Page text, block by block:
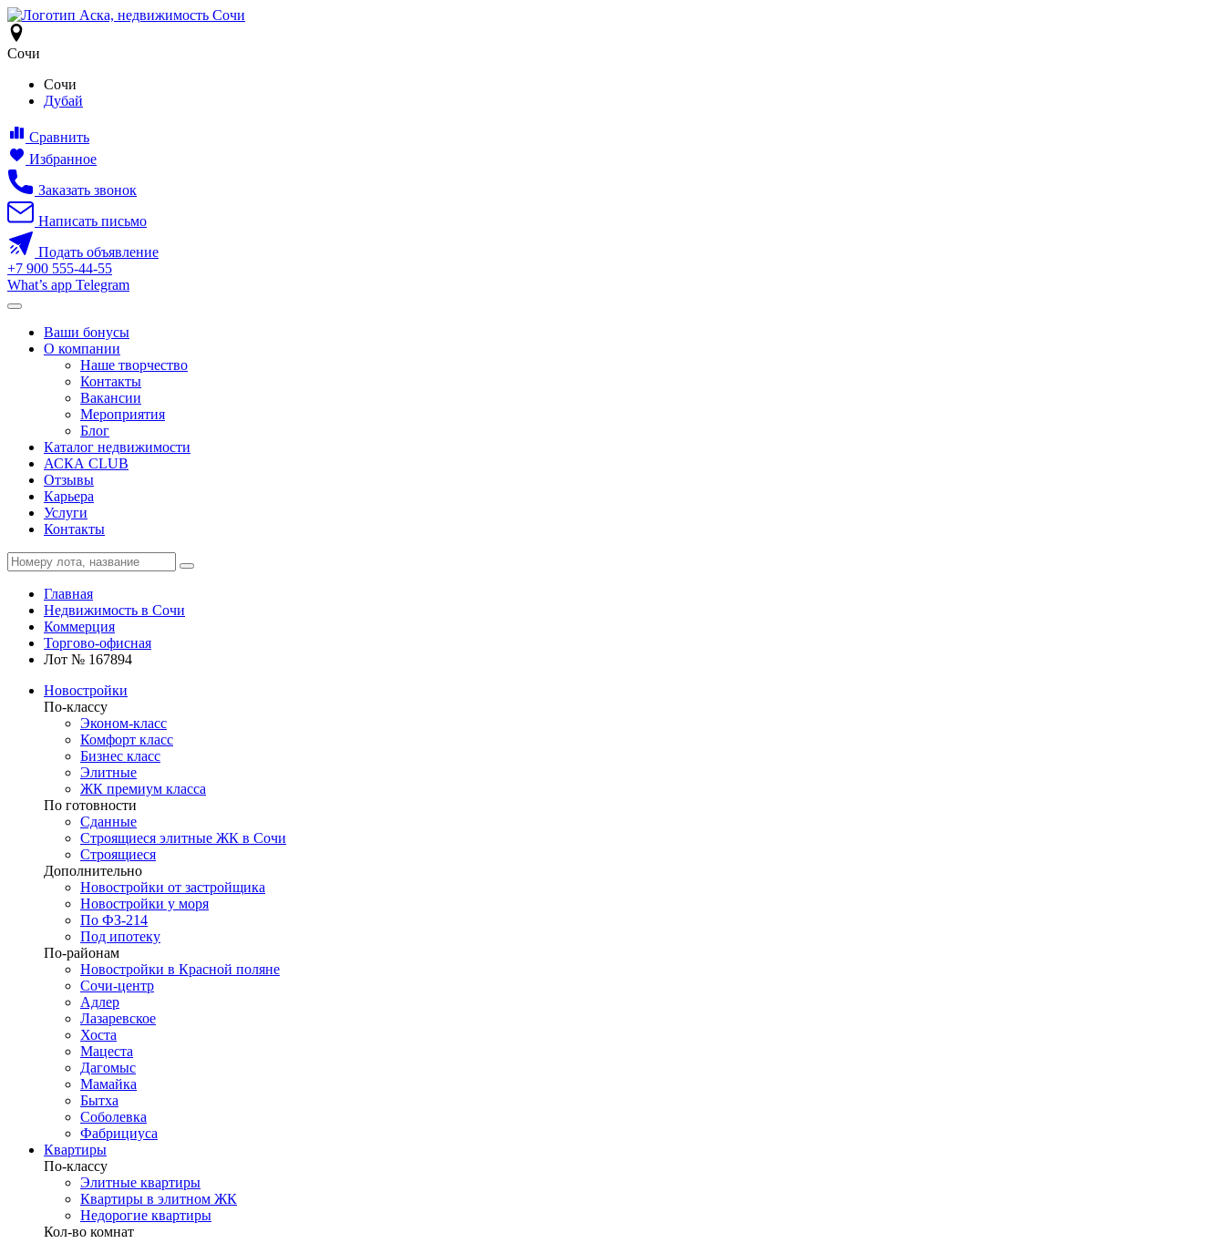
Сочи
Сочи
Дубай
Сравнить
Избранное
Заказать звонок
Написать письмо
Подать объявление
+7 900 555-44-55
What’s app Telegram
Ваши бонусы
О компании
Наше творчество
Контакты
Вакансии
Мероприятия
Блог
Каталог недвижимости
АСКА CLUB
Отзывы
Карьера
Услуги
Контакты
Главная
Недвижимость в Сочи
Коммерция
Торгово-офисная
Лот № 167894
Новостройки
По-классу
Эконом-класс
Комфорт класс
Бизнес класс
Элитные
ЖК премиум класса
По готовности
Сданные
Строящиеся элитные ЖК в Сочи
Строящиеся
Дополнительно
Новостройки от застройщика
Новостройки у моря
По ФЗ-214
Под ипотеку
По-районам
Новостройки в Красной поляне
Сочи-центр
Адлер
Лазаревское
Хоста
Мацеста
Дагомыс
Мамайка
Бытха
Соболевка
Фабрициуса
Квартиры
По-классу
Элитные квартиры
Квартиры в элитном ЖК
Недорогие квартиры
Кол-во комнат